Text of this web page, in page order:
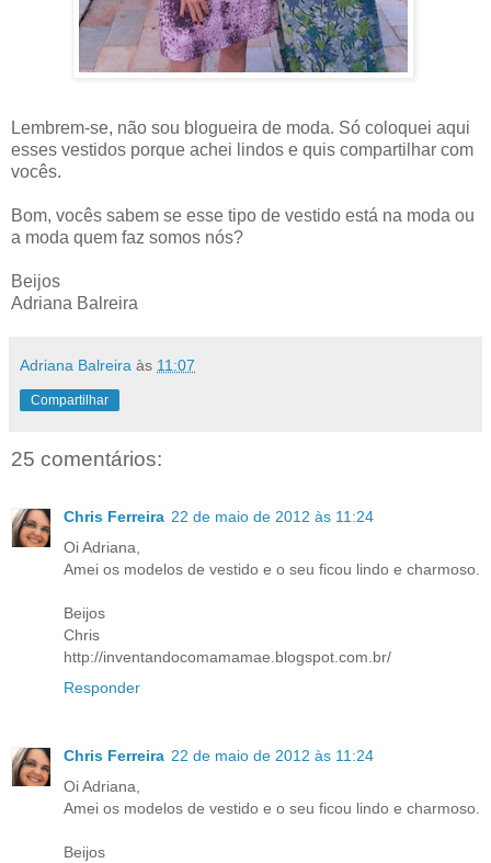
Lembrem-se, não sou blogueira de moda. Só coloquei aqui
esses vestidos porque achei lindos e quis compartilhar com
vocês.
Bom, vocês sabem se esse tipo de vestido está na moda ou
a moda quem faz somos nós?
Beijos
Adriana Balreira
Adriana Balreira às 11:07
Compartilhar
25 comentários:
Chris Ferreira 22 de maio de 2012 às 11:24
Oi Adriana,
Amei os modelos de vestido e o seu ficou lindo e charmoso.
Beijos
Chris
http://inventandocomamamae.blogspot.com.br/
Responder
Chris Ferreira 22 de maio de 2012 às 11:24
Oi Adriana,
Amei os modelos de vestido e o seu ficou lindo e charmoso.
Beijos